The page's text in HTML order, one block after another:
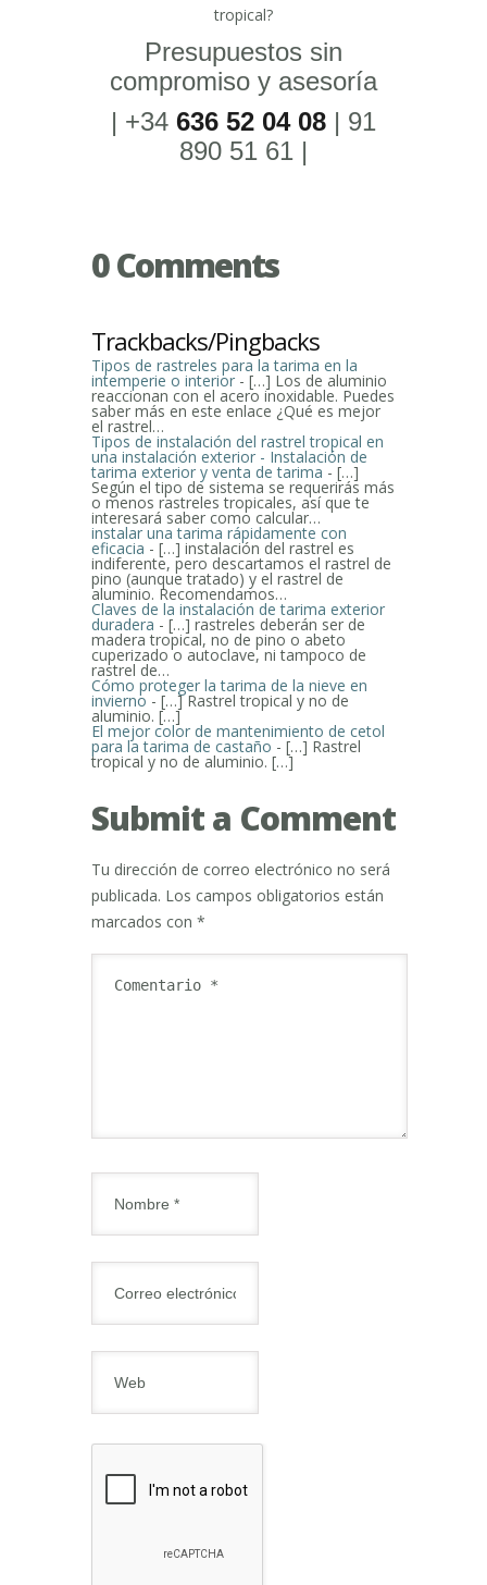
tropical?
Presupuestos sin
compromiso y asesoría
| +34 636 52 04 08 | 91
890 51 61 |
0 Comments
Trackbacks/Pingbacks
Tipos de rastreles para la tarima en la
intemperie o interior - […] Los de aluminio
reaccionan con el acero inoxidable. Puedes
saber más en este enlace ¿Qué es mejor
el rastrel…
Tipos de instalación del rastrel tropical en
una instalación exterior - Instalación de
tarima exterior y venta de tarima - […]
Según el tipo de sistema se requerirás más
o menos rastreles tropicales, así que te
interesará saber como calcular…
instalar una tarima rápidamente con
eficacia - […] instalación del rastrel es
indiferente, pero descartamos el rastrel de
pino (aunque tratado) y el rastrel de
aluminio. Recomendamos…
Claves de la instalación de tarima exterior
duradera - […] rastreles deberán ser de
madera tropical, no de pino o abeto
cuperizado o autoclave, ni tampoco de
rastrel de…
Cómo proteger la tarima de la nieve en
invierno - […] Rastrel tropical y no de
aluminio. […]
El mejor color de mantenimiento de cetol
para la tarima de castaño - […] Rastrel
tropical y no de aluminio. […]
Submit a Comment
Tu dirección de correo electrónico no será
publicada. Los campos obligatorios están
marcados con *